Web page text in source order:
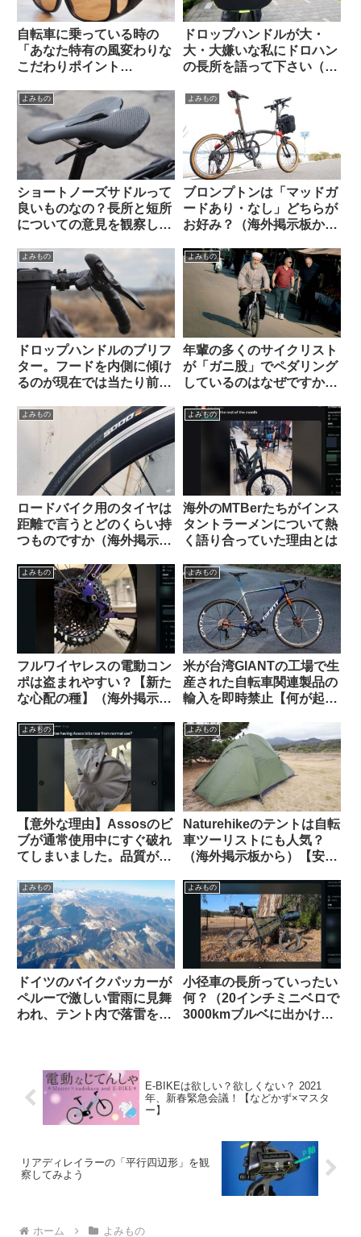
自転車に乗っている時の
「あなた特有の風変わりな
こだわりポイント
ください（海外掲示板か
ら）
ドロップハンドルが大・
大・大嫌いな私にドロハン
の長所を語って下さい（海
よみもの
ショートノーズサドルって
良いものなの？長所と短所
についての意見を観察して
よみもの
ブロンプトンは「マッドガ
ードあり・なし」どちらが
お好み？（海外掲示板か
よみもの
ドロップハンドルのブリフ
ター。フードを内側に傾け
るのが現在では当たり前？
よみもの
年輩の多くのサイクリスト
が「ガニ股」でペダリング
しているのはなぜですか
よみもの
ロードバイク用のタイヤは
距離で言うとどのくらい持
つものですか（海外掲示板
よみもの
海外のMTBerたちがインス
タントラーメンについて熱
く語り合っていた理由とは
よみもの
フルワイヤレスの電動コン
ポは盗まれやすい？【新た
な心配の種】（海外掲示板
よみもの
米が台湾GIANTの工場で生
産された自転車関連製品の
輸入を即時禁止【何が起こ
よみもの
【意外な理由】Assosのビ
ブが通常使用中にすぐ破れ
てしまいました。品質が落
（海外掲示板から）
よみもの
Naturehikeのテントは自転
車ツーリストにも人気？
（海外掲示板から）【安
泣かない価格】
よみもの
ドイツのバイクパッカーが
ペルーで激しい雷雨に見舞
われ、テント内で落雷を受
よみもの
小径車の長所っていったい
何？（20インチミニベロで
3000kmブルベに出かけま
E-BIKEは欲しい？欲しくない？ 2021
年、新春緊急会議！【などかず×マスタ
ー】
リアディレイラーの「平行四辺形」を観
察してみよう
ホーム よみもの